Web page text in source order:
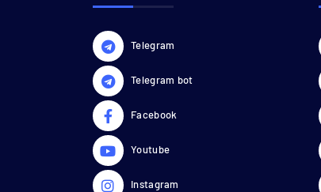
Telegram
Telegram bot
Facebook
Youtube
Instagram